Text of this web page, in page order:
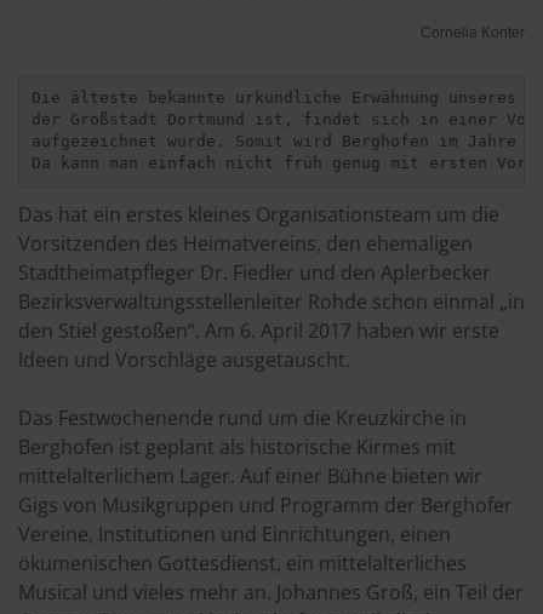
Cornelia Konter
Die älteste bekannte urkundliche Erwähnung
der Großstadt Dortmund ist, findet sich in einer
aufgezeichnet wurde. Somit wird Berghofen im Jahre
Da kann man einfach nicht früh genug mit ersten
Das hat ein erstes kleines Organisationsteam um die
Vorsitzenden des Heimatvereins, den ehemaligen
Stadtheimatpfleger Dr. Fiedler und den Aplerbecker
Bezirksverwaltungsstellenleiter Rohde schon einmal „in
den Stiel gestoßen“. Am 6. April 2017 haben wir erste
Ideen und Vorschläge ausgetauscht.
Das Festwochenende rund um die Kreuzkirche in
Berghofen ist geplant als historische Kirmes mit
mittelalterlichem Lager. Auf einer Bühne bieten wir
Gigs von Musikgruppen und Programm der Berghofer
Vereine, Institutionen und Einrichtungen, einen
ökumenischen Gottesdienst, ein mittelalterliches
Musical und vieles mehr an. Johannes Groß, ein Teil der